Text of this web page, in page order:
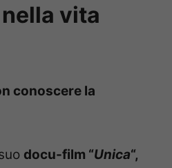
vita
conoscere la
docu-film “Unica“,